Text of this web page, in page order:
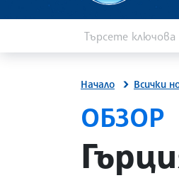
Начало Всички
ОБЗОР